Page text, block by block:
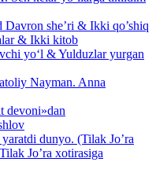
she’ri & Ikki qo’shiq
& Ikki kitob
yo‘l & Yulduzlar yurgan
Nayman. Anna
devoni»dan
dunyo. (Tilak Jo’ra
Jo’ra xotirasiga